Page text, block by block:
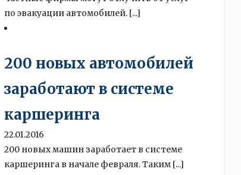
по эвакуации автомобилей. [...]
200 новых автомобилей
заработают в системе
каршеринга
22.01.2016
200 новых машин заработает в системе
каршеринга в начале февраля. Таким [...]